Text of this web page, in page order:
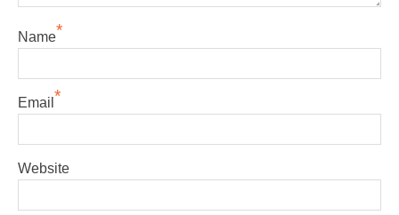
Name*
Email *
Website